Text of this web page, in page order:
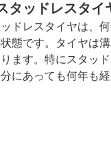
ッドレスタイ
ドレスタイヤは、
態です。タイヤは
ます。特にスタッ
にあっても何年も